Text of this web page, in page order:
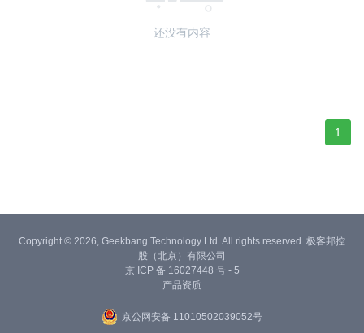
还没有内容
1
Copyright © 2026, Geekbang Technology Ltd. All rights reserved. 极客邦控
股（北京）有限公司
京 ICP 备 16027448 号 - 5
产品资质
京公网安备 11010502039052号